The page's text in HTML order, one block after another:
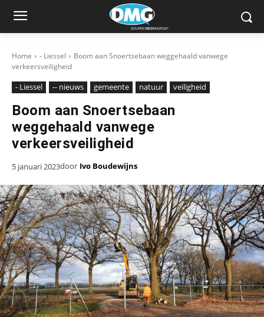
Home - Liessel
Boom aan Snoertsebaan weggehaald vanwege
verkeersveiligheid
- Liessel -- nieuws gemeente natuur veiligheid
Boom aan Snoertsebaan
weggehaald vanwege
verkeersveiligheid
5 januari 2023door Ivo Boudewijns